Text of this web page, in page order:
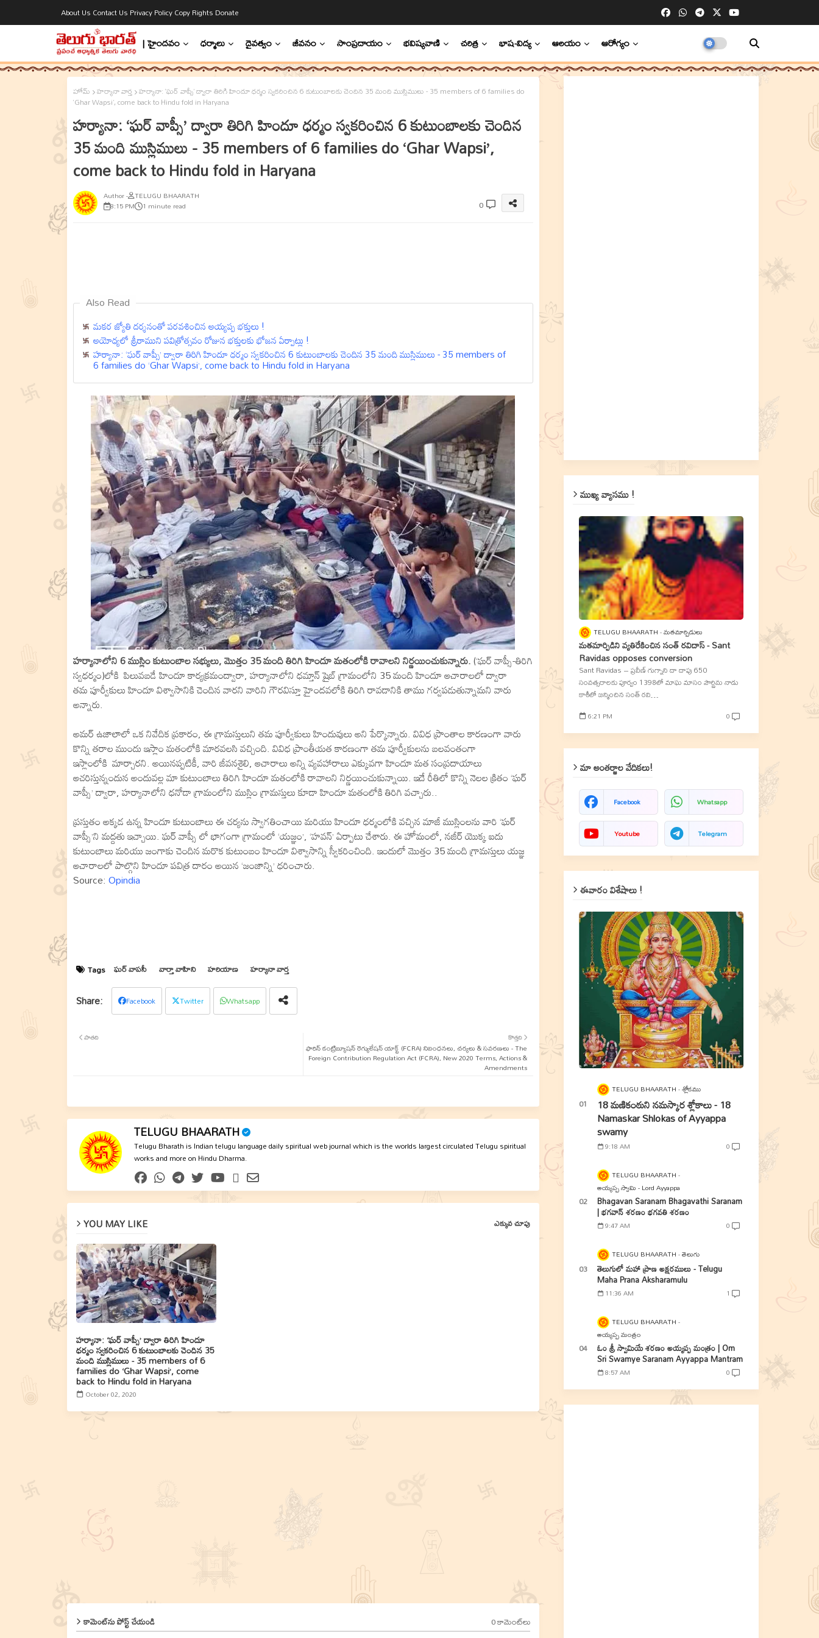
About Us Contact Us Privacy PolicyCopy Rights Donate
| హైందవం ధర్మాలు దైవత్వం జీవనం సాంప్రదాయం భవిష్యవాణి చరిత్ర భాష-విద్య ఆలయం ఆరోగ్యం
హోమ్ హర్యానా వార్త హర్యానా: ‘ఘర్ వాప్సీ’ ద్వారా తిరిగి హిందూ ధర్మం స్వకరించిన 6 కుటుంబాలకు చెందిన 35 మంది ముస్లిములు - 35 members of 6 families do
‘Ghar Wapsi’, come back to Hindu fold in Haryana
హర్యానా: ‘ఘర్ వాప్సీ’ ద్వారా తిరిగి హిందూ ధర్మం స్వకరించిన 6 కుటుంబాలకు చెందిన
35 మంది ముస్లిములు - 35 members of 6 families do ‘Ghar Wapsi’,
come back to Hindu fold in Haryana
TELUGU BHAARATH
8:15 PM 1 minute read 0
Also Read
మకర జ్యోతి దర్శనంతో పరవశించిన అయ్యప్ప భక్తులు !
అయోధ్యలో శ్రీరాముని పవిత్రోత్సవం రోజున భక్తులకు భోజన ఏర్పాట్లు !
హర్యానా: ‘ఘర్ వాప్సీ’ ద్వారా తిరిగి హిందూ ధర్మం స్వకరించిన 6 కుటుంబాలకు చెందిన 35 మంది ముస్లిములు - 35 members of
6 families do ‘Ghar Wapsi’, come back to Hindu fold in Haryana
హర్యానాలోని 6 ముస్లిం కుటుంబాల సభ్యులు, మొత్తం 35 మంది తిరిగి హిందూ మతంలోకి రావాలని నిర్ణయించుకున్నారు.(‘ఘర్ వాప్సీ-తిరిగి
స్వధర్మం)లోకి పిలువబడే హిందూ కార్యక్రమంద్వారా, హర్యానాలోని ధమ్తాన్ షైబ్ గ్రామంలోని 35 మంది హిందూ ఆచారాలలో ద్వారా
తమ పూర్వీకులు హిందూ విశ్వాసానికి చెందిన వారని వారిని గౌరవిస్తూ హైందవలోకి తిరిగి రావడానికి తాము గర్వపడుతున్నామని వారు
అన్నారు.
అమర్ ఉజాలాలో ఒక నివేదిక ప్రకారం, ఈ గ్రామస్తులుని తమ పూర్వీకులు హిందువులు అని పేర్కొన్నారు. వివిధ ప్రాంతాల కారణంగా వారు
కొన్ని తరాల ముందు ఇస్లాం మతంలోకి మారవలసి వచ్చింది. వివిధ ప్రాంతీయత కారణంగా తమ పూర్వీకులను బలవంతంగా
ఇస్లాంలోకి మార్చారని. అయినప్పటికీ, వారి జీవనశైలి, ఆచారాలు అన్ని వ్యవహారాలు ఎక్కువగా హిందూ మత సంప్రదాయాలు
ఆచరిస్తున్నందున అందువల్ల మా కుటుంబాలు తిరిగి హిందూ మతంలోకి రావాలని నిర్ణయించుకున్నాయి. ఇదే రీతిలో కొన్ని నెలల క్రితం ‘ఘర్
వాప్సీ’ ద్వారా, హర్యానాలోని ధనోడా గ్రామంలోని ముస్లిం గ్రామస్తులు కూడా హిందూ మతంలోకి తిరిగి వచ్చారు..
ప్రస్తుతం అక్కడ ఉన్న హిందూ కుటుంబాలు ఈ చర్యను స్వాగతించాయి మరియు హిందూ ధర్మంలోకి వచ్చిన మాజీ ముస్లింలను వారి ‘ఘర్
వాప్సీ’ని మద్దతు ఇచ్చాయి. ఘర్ వాప్సీ లో భాగంగా గ్రామంలో ‘యజ్ఞం’, ‘హవన్’ ఏర్పాటు చేశారు. ఈ హోమంలో, నజీర్ యొక్క ఐదు
కుటుంబాలు మరియు జంగాకు చెందిన మరొక కుటుంబం హిందూ విశ్వాసాన్ని స్వీకరించింది. ఇందులో మొత్తం 35 మంది గ్రామస్తులు యజ్ఞ
ఆచారాలలో పాల్గొని హిందూ పవిత్ర దారం అయిన ‘జంజాన్ని’ ధరించారు.
Source:Opindia
Tags ఘర్ వాపసీ వార్తా వాహిని హరియాణ హర్యానా వార్త
Facebook Twitter Whatsapp
కొత్తది
ఫారిన్ కంట్రిబ్యూషన్ రెగ్యులేషన్ యాక్ట్ (FCRA) నిబంధనలు, చర్యలు & సవరణలు - The
Foreign Contribution Regulation Act (FCRA), New 2020 Terms, Actions &
Amendments
పాతది
TELUGU BHAARATH
Telugu Bharath is Indian telugu language daily spiritual web journal which is the worlds largest circulated Telugu spiritual
works and more on Hindu Dharma.
YOU MAY LIKE ఎక్కువ చూపు
హర్యానా: ‘ఘర్ వాప్సీ’ ద్వారా తిరిగి హిందూ
ధర్మం స్వకరించిన 6 కుటుంబాలకు చెందిన 35
మంది ముస్లిములు - 35 members of 6
families do ‘Ghar Wapsi’, come
back to Hindu fold in Haryana
October 02, 2020
కామెంట్‌ను పోస్ట్ చేయండి 0 కామెంట్‌లు
ముఖ్య వ్యాసము !
TELUGU BHAARATH మతమార్పిడులు
మతమార్పిడిని వ్యతిరేకించిన సంత్‌ రవిదాస్‌ - Sant
Ravidas opposes conversion
Sant Ravidas – ప్రవీణ్‌ గుగ్నాని దా దాపు 650
సంవత్సరాలకు పూర్వం 1398లో మాఘ మాసం పౌర్ణిమ నాడు
కాశీలో జన్మించిన సంత్‌ రవి…
6:21 PM 0
మా అంతర్జాల వేదికలు!
Facebook Whatsapp
Youtube Telegram
ఈవారం విశేషాలు !
TELUGU BHAARATH శ్లోకము
18 మణికంఠుని నమస్కార శ్లోకాలు - 18
Namaskar Shlokas of Ayyappa
swamy
9:18 AM 0
TELUGU BHAARATH
అయ్యప్ప స్వామి - Lord Ayyappa
Bhagavan Saranam Bhagavathi Saranam
| భగవాన్ శరణం భగవతి శరణం
9:47 AM 0
TELUGU BHAARATH తెలుగు
తెలుగులో మహా ప్రాణ అక్షరములు - Telugu
Maha Prana Aksharamulu
11:36 AM 1
TELUGU BHAARATH
అయ్యప్ప మంత్రం
ఓం శ్రీ స్వామియే శరణం అయ్యప్ప మంత్రం | Om
Sri Swamye Saranam Ayyappa Mantram
8:57 AM 0